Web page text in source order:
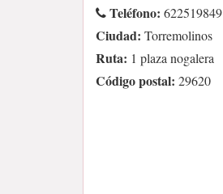
Teléfono: 622519849
Ciudad: Torremolinos
Ruta: 1 plaza nogalera
Código postal: 29620